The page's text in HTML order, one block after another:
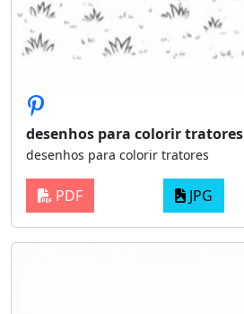
desenhos para colorir tratores
desenhos para colorir tratores
PDF JPG